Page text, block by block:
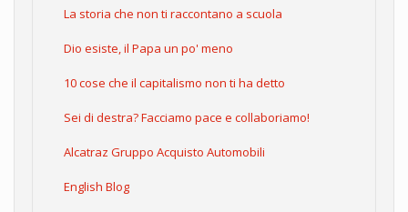
La storia che non ti raccontano a scuola
Dio esiste, il Papa un po' meno
10 cose che il capitalismo non ti ha detto
Sei di destra? Facciamo pace e collaboriamo!
Alcatraz Gruppo Acquisto Automobili
English Blog